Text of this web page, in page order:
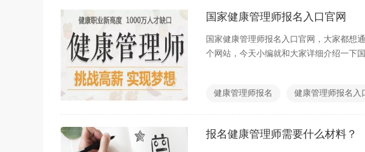
国家健康管理师报名入口官网
国家健康管理师报名入口官网，大家都想
个网站，今天小编就和大家详细介绍一下
健康管理师报名 健康管理师报名入
报名健康管理师需要什么材料？